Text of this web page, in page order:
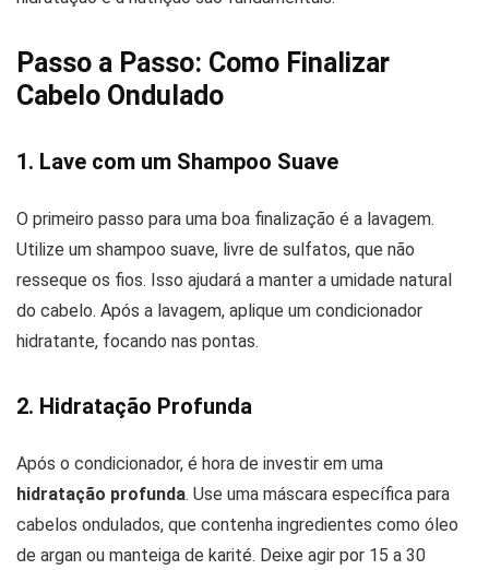
Passo a Passo: Como Finalizar
Cabelo Ondulado
1. Lave com um Shampoo Suave
O primeiro passo para uma boa finalização é a lavagem.
Utilize um shampoo suave, livre de sulfatos, que não
resseque os fios. Isso ajudará a manter a umidade natural
do cabelo. Após a lavagem, aplique um condicionador
hidratante, focando nas pontas.
2. Hidratação Profunda
Após o condicionador, é hora de investir em uma
hidratação profunda. Use uma máscara específica para
cabelos ondulados, que contenha ingredientes como óleo
de argan ou manteiga de karité. Deixe agir por 15 a 30